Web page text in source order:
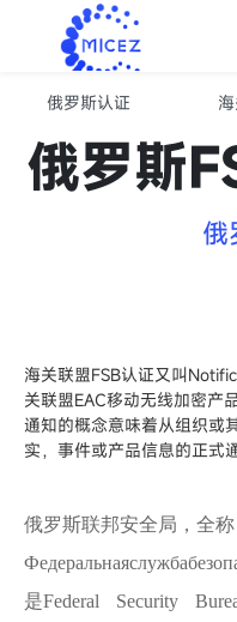
欧亚经济联盟
俄罗斯认证
俄罗斯
俄
海关联盟FSB认证又叫
关联盟EAC移动无线加密产
通知的概念意味着从组织或
实，事件或产品信息的正式
俄罗斯联邦安全局，全称
是Federal Security